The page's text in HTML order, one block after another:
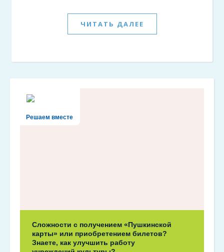
ЧИТАТЬ ДАЛЕЕ
Решаем вместе
Сложности с получением «Пушкинской
карты» или приобретением билетов?
Знаете, как улучшить работу